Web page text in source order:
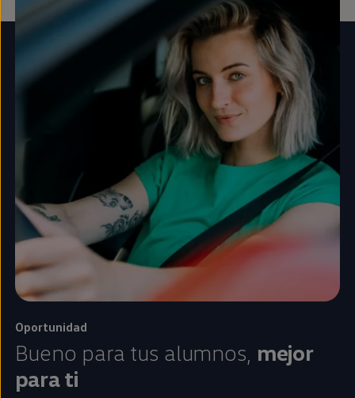
Oportunidad
Bueno para tus alumnos, mejor
para ti